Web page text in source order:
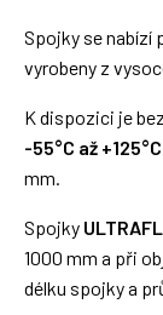
Spojky se nabízí
vyrobeny z
K dispozici je
-55°C až +125°C
mm.
Spojky
1000 mm a při
délku spojky a